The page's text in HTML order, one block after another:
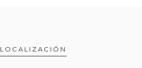
LOCALIZACIÓN